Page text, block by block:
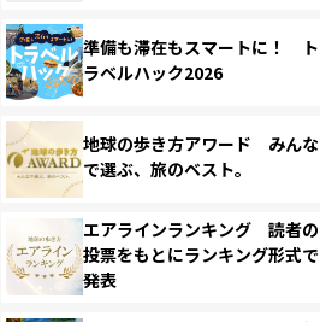
準備も滞在もスマートに！ ト
ラベルハック2026
地球の歩き方アワード みんな
で選ぶ、旅のベスト。
エアラインランキング 読者の
投票をもとにランキング形式で
発表